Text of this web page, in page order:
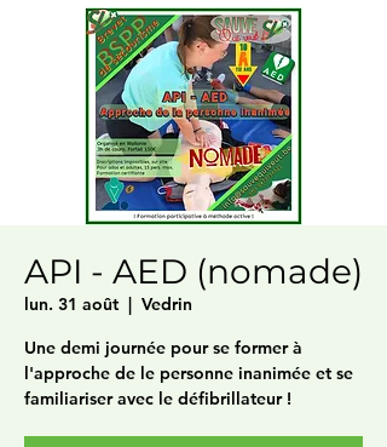
API - AED (nomade)
lun. 31 août
  |
Vedrin
Une demi journée pour se former à
l'approche de le personne inanimée et se
familiariser avec le défibrillateur !